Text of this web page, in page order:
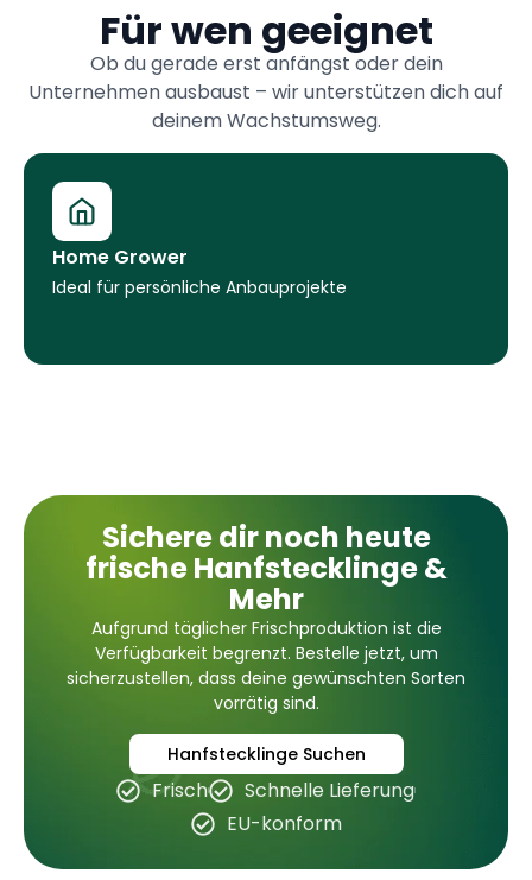
Für wen geeignet
Ob du gerade erst anfängst oder dein
Unternehmen ausbaust – wir unterstützen dich auf
deinem Wachstumsweg.
Home Grower
Ideal für persönliche Anbauprojekte
Sichere dir noch heute
frische Hanfstecklinge &
Mehr
Aufgrund täglicher Frischproduktion ist die
Verfügbarkeit begrenzt. Bestelle jetzt, um
sicherzustellen, dass deine gewünschten Sorten
vorrätig sind.
Hanfstecklinge Suchen
Frisch
Schnelle Lieferung
EU-konform